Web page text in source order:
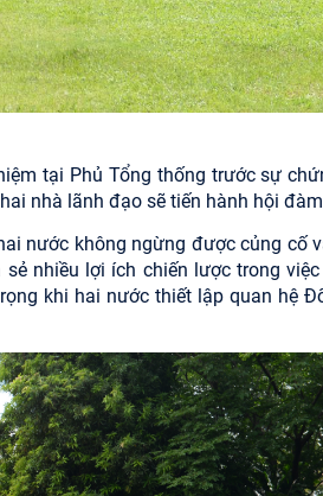
tại Phủ Tổng thống trước sự
nhà lãnh đạo sẽ tiến hành hội
nước không ngừng được củng cố
nhiều lợi ích chiến lược trong
khi hai nước thiết lập quan hệ